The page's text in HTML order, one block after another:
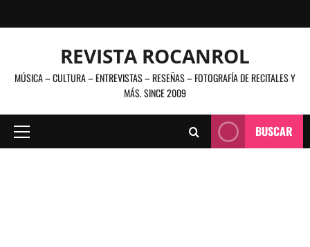
al
REVISTA ROCANROL
MÚSICA – CULTURA – ENTREVISTAS – RESEÑAS – FOTOGRAFÍA DE RECITALES Y
MÁS. SINCE 2009
Menú
BUSCAR